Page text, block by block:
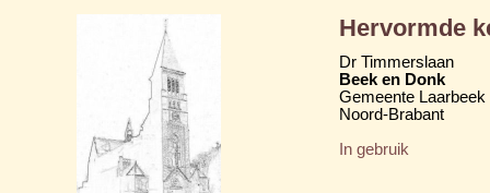
Hervormde
Dr Timmerslaan
Beek en Donk
Gemeente Laarbeek
Noord-Brabant
In gebruik